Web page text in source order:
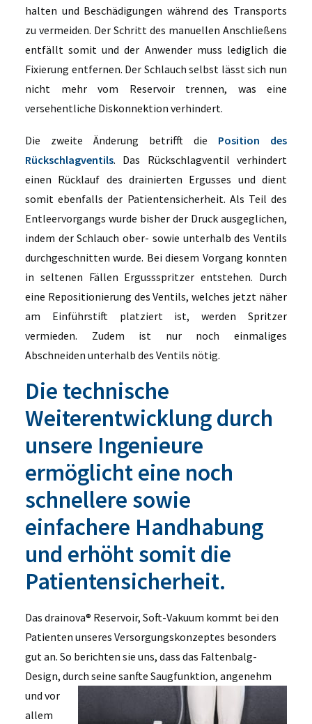
halten und Beschädigungen während des Transports
zu vermeiden. Der Schritt des manuellen Anschließens
entfällt somit und der Anwender muss lediglich die
Fixierung entfernen. Der Schlauch selbst lässt sich nun
nicht mehr vom Reservoir trennen, was eine
versehentliche Diskonnektion verhindert.
Die zweite Änderung betrifft die Position des
Rückschlagventils. Das Rückschlagventil verhindert
einen Rücklauf des drainierten Ergusses und dient
somit ebenfalls der Patientensicherheit. Als Teil des
Entleervorgangs wurde bisher der Druck ausgeglichen,
indem der Schlauch ober- sowie unterhalb des Ventils
durchgeschnitten wurde. Bei diesem Vorgang konnten
in seltenen Fällen Ergussspritzer entstehen. Durch
eine Repositionierung des Ventils, welches jetzt näher
am Einführstift platziert ist, werden Spritzer
vermieden. Zudem ist nur noch einmaliges
Abschneiden unterhalb des Ventils nötig.
Die technische
Weiterentwicklung durch
unsere Ingenieure
ermöglicht eine noch
schnellere sowie
einfachere Handhabung
und erhöht somit die
Patientensicherheit.
Das drainova® Reservoir, Soft-Vakuum kommt bei den
Patienten unseres Versorgungskonzeptes besonders
gut an. So berichten sie uns, dass das Faltenbalg-
Design, durch seine sanfte Saugfunktion, angenehm
und vor
allem